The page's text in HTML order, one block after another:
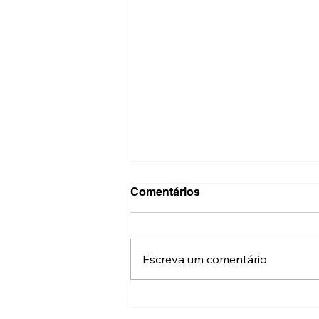
Comentários
Escreva um comentário